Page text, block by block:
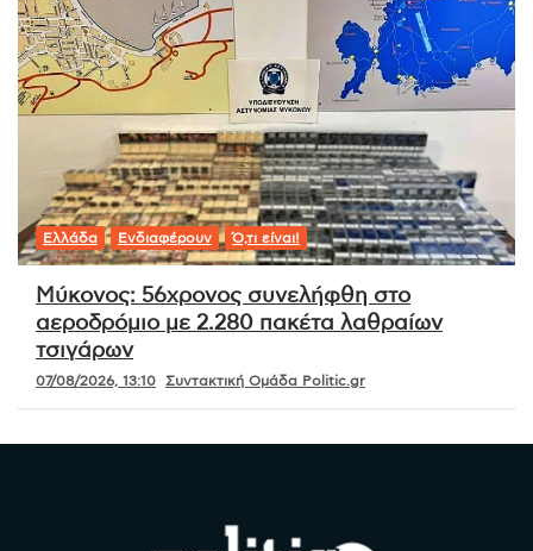
Ελλάδα Ενδιαφέρουν Ό,τι είναι!
Μύκονος: 56χρονος συνελήφθη στο
αεροδρόμιο με 2.280 πακέτα λαθραίων
τσιγάρων
07/08/2026, 13:10 Συντακτική Ομάδα Politic.gr